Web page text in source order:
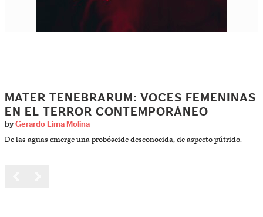
MATER TENEBRARUM: VOCES FEMENINAS
EN EL TERROR CONTEMPORÁNEO
by Gerardo Lima Molina
De las aguas emerge una probóscide desconocida, de aspecto pútrido.